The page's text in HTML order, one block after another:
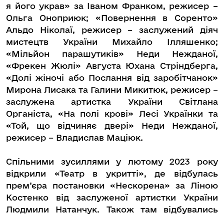
я його украв» за Іваном Франком, режисер –
Ольга Оноприюк; «Повернення в Соренто»
Альдо Ніколаї, режисер – заслужений діяч
мистецтв України Михайло Ілляшенко;
«Мільйон парашутиків» Неди Нежданої,
«Фрекен Жюлі» Августа Юхана Стріндберга,
«Долі жіночі або Послання від заробітчанок»
Мирона Лисака та Галини Микитюк, режисер –
заслужена артистка України Світлана
Органіста, «На полі крові» Лесі Українки та
«Той, що відчиняє двері» Неди Нежданої,
режисер – Владислав Маціюк.
Спільними зусиллями у лютому 2023 року
відкрили «Театр в укритті», де відбулась
прем’єра постановки «Нескорена» за Ліною
Костенко від заслуженої артистки України
Людмили Натанчук. Також там відбувались